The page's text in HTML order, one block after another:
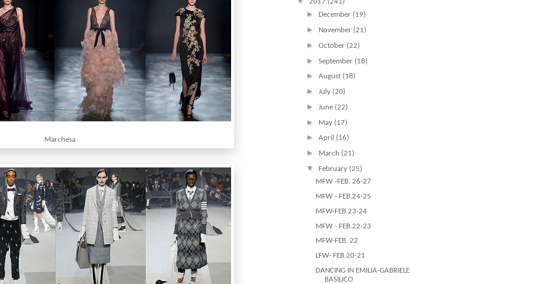
Marchesa
► December (19)
► November (21)
► October (22)
► September (18)
► August (18)
► July (20)
► June (22)
► May (17)
► April (16)
► March (21)
▼ February (25)
MFW -FEB. 26-27
MFW - FEB.24-25
MFW-FEB.23-24
MFW - FEB.22-23
MFW-FEB. 22
LFW- FEB.20-21
DANCING IN EMILIA-GABRIELE
BASILICO